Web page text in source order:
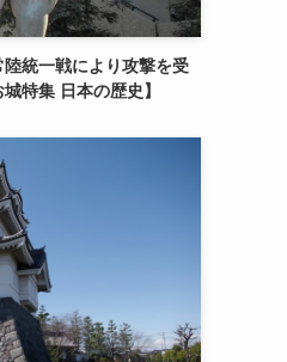
統一戦により攻撃を受
特集 日本の歴史】